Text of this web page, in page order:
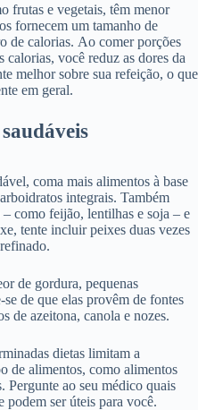
frutas e vegetais, têm menor
fornecem um tamanho de
de calorias. Ao comer porções
calorias, você reduz as dores da
melhor sobre sua refeição, o que
em geral.
coma mais alimentos à base
integrais. Também
como feijão, lentilhas e soja – e
tente incluir peixes duas vezes
de gordura, pequenas
de que elas provêm de fontes
de azeitona, canola e nozes.
dietas limitam a
de alimentos, como alimentos
Pergunte ao seu médico quais
podem ser úteis para você.